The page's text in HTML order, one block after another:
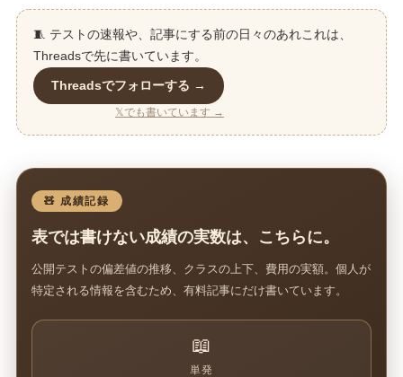
🧵 テストの速報や、記事にする前の日々のあれこれは、
Threadsで先に書いています。
Threadsでフォローする →
𝕏でも書いています →
🧸 成績記録
表では書けない成績の実数は、こちらに。
公開テストの偏差値の推移、クラスの上下、費用の実額。個人が
特定される情報を含むため、有料記事にだけ書いています。
📖
単発